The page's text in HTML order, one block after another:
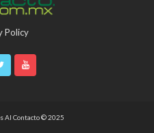
Policy
Al Contacto © 2025